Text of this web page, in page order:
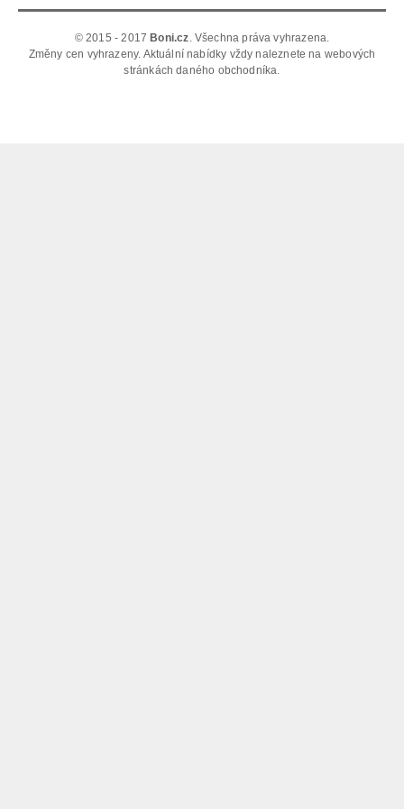
© 2015 - 2017 Boni.cz. Všechna práva vyhrazena.
Změny cen vyhrazeny. Aktuální nabídky vždy naleznete na webových
stránkách daného obchodníka.